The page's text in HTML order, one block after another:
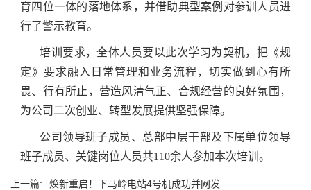
育四位一体的落地体系，并借助典型案例对参训人员进
行了警示教育。
培训要求，全体人员要以此次学习为契机，把《规
定》要求融入日常管理和业务流程，切实做到心有所
畏、行有所止，营造风清气正、合规经营的良好氛围，
为公司二次创业、转型发展提供坚强保障。
公司领导班子成员、总部中层干部及下属单位领导
班子成员、关键岗位人员共110余人参加本次培训。
上一篇:
焕新重启！下马岭电站4号机成功并网发...